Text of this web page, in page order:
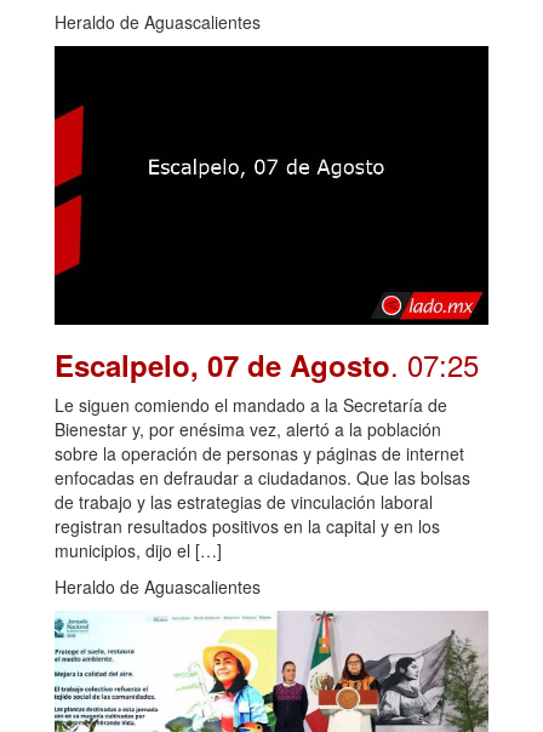
Heraldo de Aguascalientes
Escalpelo, 07 de Agosto. 07:25
Le siguen comiendo el mandado a la Secretaría de
Bienestar y, por enésima vez, alertó a la población
sobre la operación de personas y páginas de internet
enfocadas en defraudar a ciudadanos. Que las bolsas
de trabajo y las estrategias de vinculación laboral
registran resultados positivos en la capital y en los
municipios, dijo el […]
Heraldo de Aguascalientes